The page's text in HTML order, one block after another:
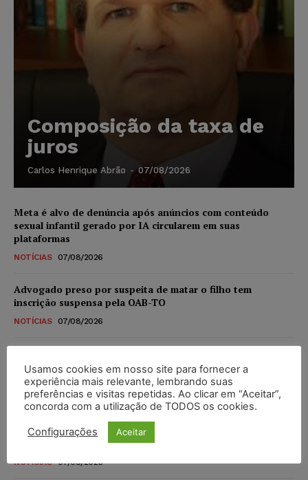
Composição da taxa de
juros
Carlos Henrique Abrão - 07/08/2026
Meta é alvo de denúncia após anúncios com conteúdo
sexual infantil gerado por IA circularem em suas
plataformas
NOTÍCIAS 07/08/2026
Advogado preso por suspeita de matar o filho tem
inscrição suspensa pela OAB-TO
NOTÍCIAS 07/08/2026
novos para pessoas com deficiência e autistas de todos os
níveis
DIREITO TRIBUTÁRIO 07/08/2026
Justiça do Trabalho mantém justa causa de empregado que
vendia canetas emagrecedoras no local de trabalho
NOTÍCIAS 07/08/2026
Usamos cookies em nosso site para fornecer a
experiência mais relevante, lembrando suas
preferências e visitas repetidas. Ao clicar em “Aceitar”,
concorda com a utilização de TODOS os cookies.
Configurações Aceitar